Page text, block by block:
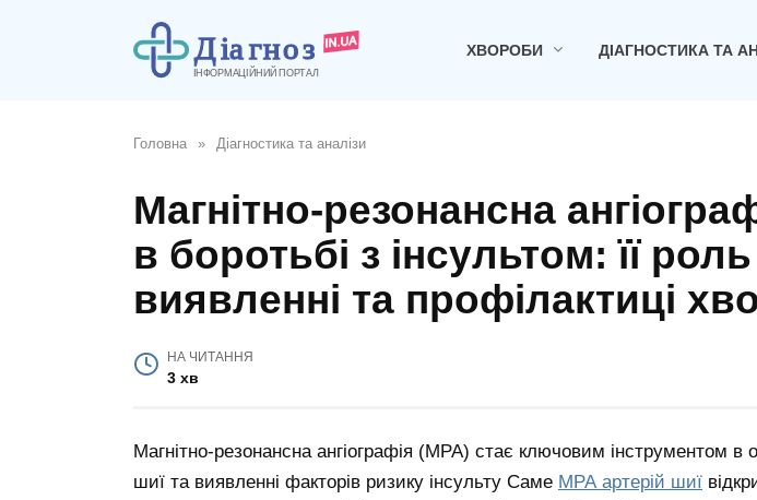
ХВОРОБИ ДІАГНОСТИКА ТА
Головна » Діагностика та аналізи
Магнітно-резонансна
в боротьбі з інсультом: її
виявленні та профілактиці
НА ЧИТАННЯ
3 хв
Магнітно-резонансна ангіографія (МРА) стає ключовим інструментом в
шиї та виявленні факторів ризику інсульту Саме МРА артерій шиї